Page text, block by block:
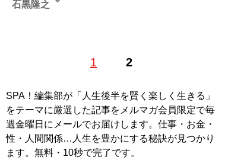
1 2
石黒隆之
筆。『新潮』『ユリイカ』等に音楽評論を寄稿。
@TakayukiIshigu4
記事一覧へ
SPA！編集部が「人生後半を賢く楽しく生きる」
をテーマに厳選した記事をメルマガ会員限定で毎
週金曜日にメールでお届けします。仕事・お金・
性・人間関係…人生を豊かにする秘訣が見つかり
ます。無料・10秒で完了です。